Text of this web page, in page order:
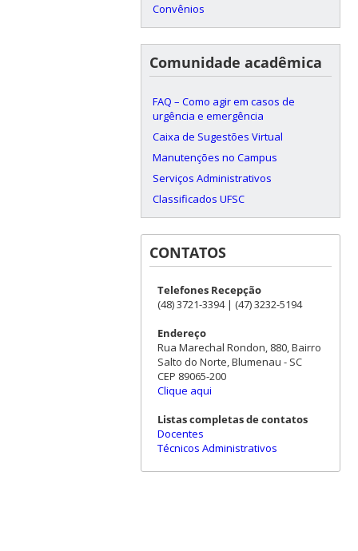
Convênios
Comunidade acadêmica
FAQ – Como agir em casos de
urgência e emergência
Caixa de Sugestões Virtual
Manutenções no Campus
Serviços Administrativos
Classificados UFSC
CONTATOS
Telefones Recepção
(48) 3721-3394 | (47) 3232-5194
Endereço
Rua Marechal Rondon, 880, Bairro
Salto do Norte, Blumenau - SC
CEP 89065-200
Clique aqui
Listas completas de contatos
Docentes
Técnicos Administrativos